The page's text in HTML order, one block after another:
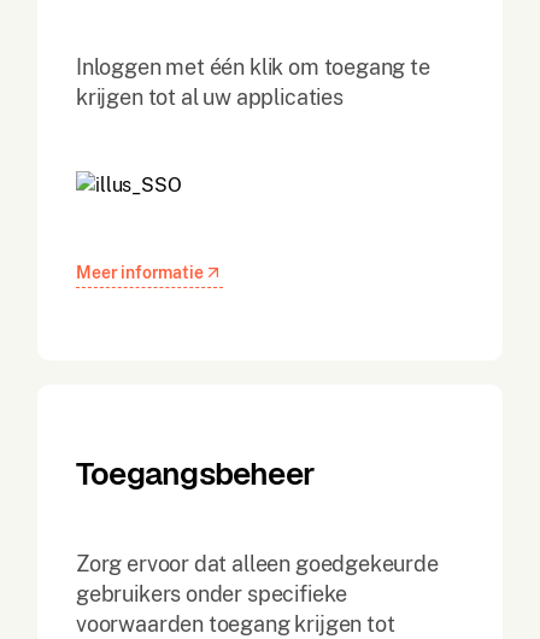
Inloggen met één klik om toegang te
krijgen tot al uw applicaties
Meer informatie
Toegangsbeheer
Zorg ervoor dat alleen goedgekeurde
gebruikers onder specifieke
voorwaarden toegang krijgen tot